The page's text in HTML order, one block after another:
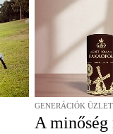
GENERÁCIÓK
A minőség